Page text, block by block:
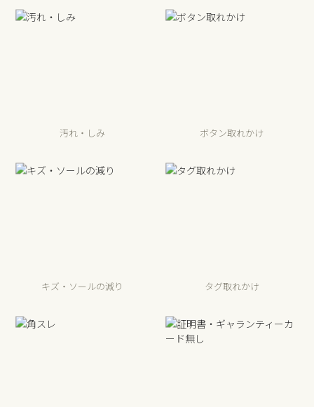
汚れ・しみ ボタン取れかけ
キズ・ソールの減り タグ取れかけ